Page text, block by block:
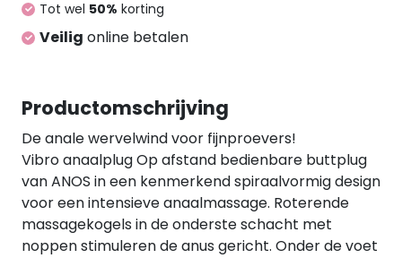
glijden. Dit betekent dat hij ook gedurende langere
perioden kan worden gedragen. Oplaadbaar -
cm, insteeklengte 12 cm; Ø max. 4,2 cm, conisch Ø
2 cm. Gewicht 199 g. Silicone, PU, ABS.
Tot wel 50% korting
Veilig online betalen
Productomschrijving
De anale wervelwind voor fijnproevers!
Vibro anaalplug Op afstand bedienbare buttplug
van ANOS in een kenmerkend spiraalvormig design
voor een intensieve anaalmassage. Roterende
massagekogels in de onderste schacht met
noppen stimuleren de anus gericht. Onder de voet